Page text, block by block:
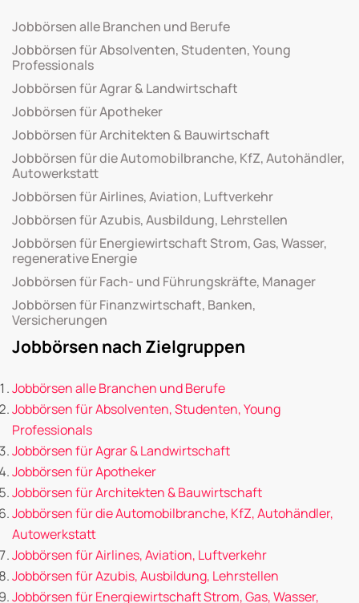
Jobbörsen alle Branchen und Berufe
Jobbörsen für Absolventen, Studenten, Young
Professionals
Jobbörsen für Agrar & Landwirtschaft
Jobbörsen für Apotheker
Jobbörsen für Architekten & Bauwirtschaft
Jobbörsen für die Automobilbranche, KfZ, Autohändler,
Autowerkstatt
Jobbörsen für Airlines, Aviation, Luftverkehr
Jobbörsen für Azubis, Ausbildung, Lehrstellen
Jobbörsen für Energiewirtschaft Strom, Gas, Wasser,
regenerative Energie
Jobbörsen für Fach- und Führungskräfte, Manager
Jobbörsen für Finanzwirtschaft, Banken,
Versicherungen
Jobbörsen nach Zielgruppen
Jobbörsen alle Branchen und Berufe
Jobbörsen für Absolventen, Studenten, Young
Professionals
Jobbörsen für Agrar & Landwirtschaft
Jobbörsen für Apotheker
Jobbörsen für Architekten & Bauwirtschaft
Jobbörsen für die Automobilbranche, KfZ, Autohändler,
Autowerkstatt
Jobbörsen für Airlines, Aviation, Luftverkehr
Jobbörsen für Azubis, Ausbildung, Lehrstellen
Jobbörsen für Energiewirtschaft Strom, Gas, Wasser,